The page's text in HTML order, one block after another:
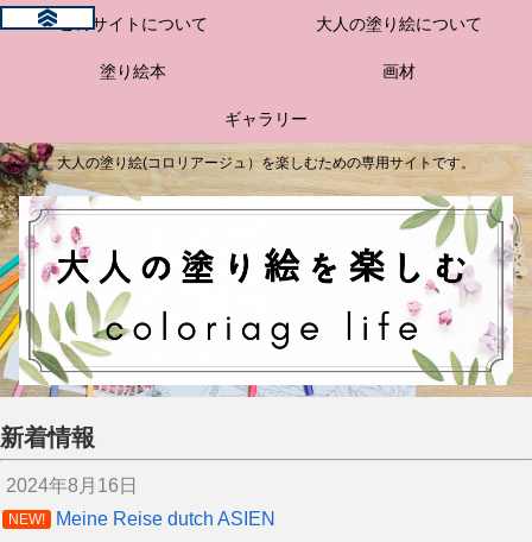
大人の塗り絵(コロリアージュ）を楽しむための専用サイトです。
このサイトについて 大人の塗り絵について
塗り絵本 画材
ギャラリー
新着情報
2024年8月16日
NEW! Meine Reise dutch ASIEN